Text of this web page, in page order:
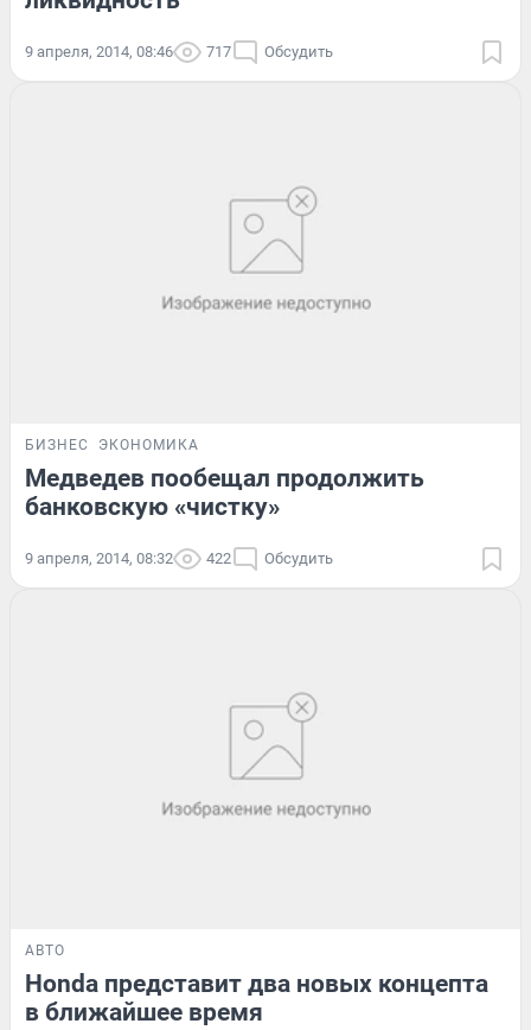
9 апреля, 2014, 08:46 717 Обсудить
БИЗНЕС ЭКОНОМИКА
Медведев пообещал продолжить
банковскую «чистку»
9 апреля, 2014, 08:32 422 Обсудить
АВТО
Honda представит два новых концепта
в ближайшее время